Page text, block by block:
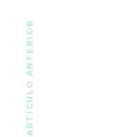
ARTÍCULO ANTERIOR